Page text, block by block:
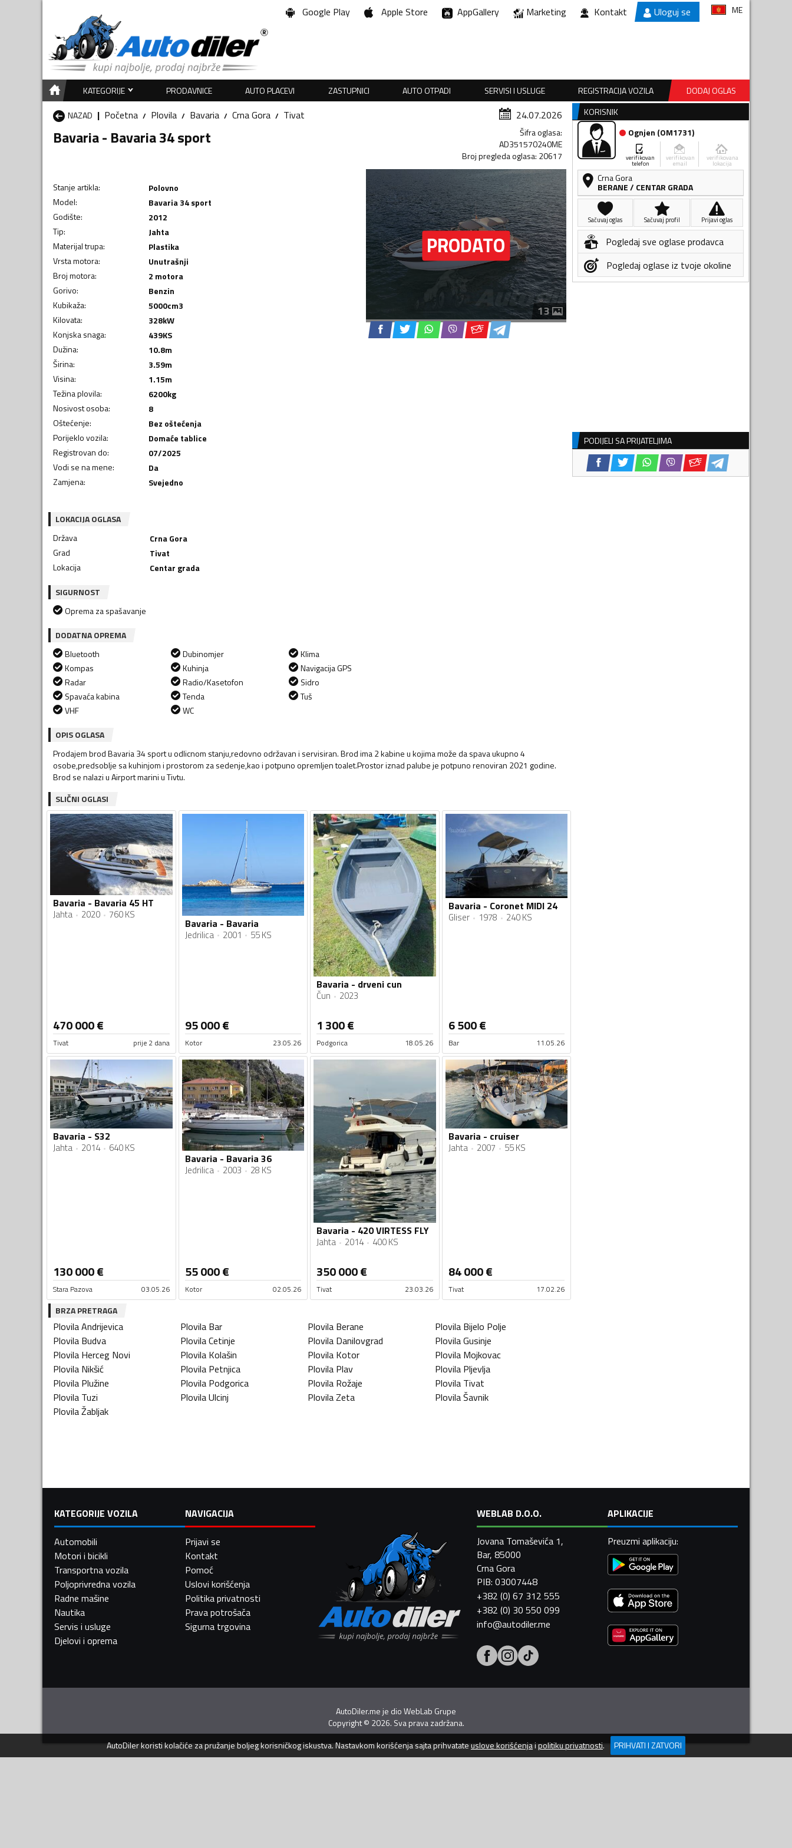
Google Play Apple Store AppGallery Marketing Kontakt Uloguj se ME
KATEGORIJE PRODAVNICE AUTO PLACEVI ZASTUPNICI AUTO OTPADI SERVISI I USLUGE REGISTRACIJA VOZILA
DODAJ OGLAS
NAZAD
Početna Plovila Bavaria Crna Gora Tivat 24.07.2026
Bavaria - Bavaria 34 sport Šifra oglasa:
AD351570240ME
Broj pregleda oglasa: 20617
Stanje artikla:
Polovno
Model:
Bavaria 34 sport
Godište:
2012
Tip:
Jahta
Materijal trupa:
Plastika
Vrsta motora:
Unutrašnji
Broj motora:
2 motora
Gorivo:
Benzin
Kubikaža: 5000cm3
Kilovata: 328kW
Konjska snaga: 439KS
Dužina: 10.8m
Širina: 3.59m
Visina: 1.15m
Težina plovila: 6200kg
Nosivost osoba:
8
Oštećenje:
Bez oštećenja
Porijeklo vozila:
Domaće tablice
Registrovan do:
07/2025
Vodi se na mene:
Da
Zamjena: Svejedno
13
LOKACIJA OGLASA
Država
Crna Gora
Grad
Tivat
Lokacija
Centar grada
SIGURNOST
Oprema za spašavanje
DODATNA OPREMA
Bluetooth
Kompas
Radar
Spavaća kabina
VHF
Dubinomjer
Kuhinja
Radio/Kasetofon
Tenda
WC
Klima
Navigacija GPS
Sidro
Tuš
OPIS OGLASA
Prodajem brod Bavaria 34 sport u odlicnom stanju,redovno održavan i servisiran. Brod ima 2 kabine u kojima može da spava ukupno 4
osobe,predsoblje sa kuhinjom i prostorom za sedenje,kao i potpuno opremljen toalet.Prostor iznad palube je potpuno renoviran 2021 godine.
Brod se nalazi u Airport marini u Tivtu.
SLIČNI OGLASI
Bavaria - Bavaria 45 HT
Jahta 2020 760 KS
470 000€
Tivat prije 2 dana
Bavaria - Bavaria
Jedrilica 2001 55 KS
95 000€
Kotor 23.05.26
Bavaria - drveni cun
Čun 2023
1 300€
Podgorica 18.05.26
Bavaria - Coronet MIDI 24
Gliser 1978 240 KS
6 500€
Bar 11.05.26
Bavaria - S32
Jahta 2014 640 KS
130 000€
Stara Pazova 03.05.26
Bavaria - Bavaria 36
Jedrilica 2003 28 KS
55 000€
Kotor 02.05.26
Bavaria - 420 VIRTESS FLY
Jahta 2014 400 KS
350 000€
Tivat 23.03.26
Bavaria - cruiser
Jahta 2007 55 KS
84 000€
Tivat 17.02.26
BRZA PRETRAGA
PlovilaAndrijevica Plovila Bar Plovila Berane Plovila Bijelo Polje
Plovila Budva PlovilaCetinje Plovila Danilovgrad PlovilaGusinje
Plovila Herceg Novi Plovila Kolašin Plovila Kotor Plovila Mojkovac
Plovila Nikšić Plovila Petnjica Plovila Plav Plovila Pljevlja
Plovila Plužine Plovila Podgorica Plovila Rožaje Plovila Tivat
Plovila Tuzi PlovilaUlcinj PlovilaZeta PlovilaŠavnik
PlovilaŽabljak
KORISNIK
Ognjen (OM1731)
verifikovan
telefon
verifikovan
email
verifikovana
lokacija
Crna Gora
BERANE/ CENTAR GRADA
Sačuvaj oglas Sačuvaj profil Prijavi oglas
Pogledaj sve oglase prodavca
Pogledaj oglase iz tvoje okoline
PODIJELI SA PRIJATELJIMA
KATEGORIJE VOZILA
Automobili
Motori i bicikli
Transportna vozila
Poljoprivredna vozila
Radne mašine
Nautika
Servis i usluge
Djelovi i oprema
NAVIGACIJA
Prijavi se
Kontakt
Pomoć
Uslovi korišćenja
Politika privatnosti
Prava potrošača
Sigurna trgovina
WEBLAB D.O.O.
Jovana Tomaševića 1,
Bar, 85000
Crna Gora
PIB: 03007448
+382 (0) 67 312 555
+382 (0) 30 550 099
info@autodiler.me
APLIKACIJE
Preuzmi aplikaciju:
AutoDiler.me je dioWebLab Grupe
Copyright© 2026. Sva prava zadržana.
AutoDilerkoristi kolačiće za pružanje boljeg korisničkog iskustva. Nastavkom korišćenja sajta prihvatateuslove korišćenjaipolitiku privatnosti. PRIHVATI I ZATVORI